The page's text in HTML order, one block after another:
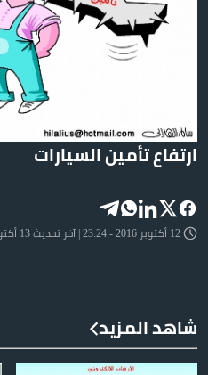
ارتفاع تأمين السيارات
شاهد المزيد